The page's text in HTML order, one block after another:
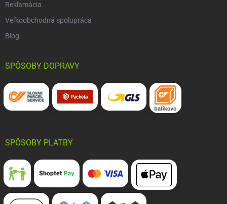
Reklamácia
Veľkoobchodná spolupráca
Blog
SPÔSOBY DOPRAVY
SPÔSOBY PLATBY